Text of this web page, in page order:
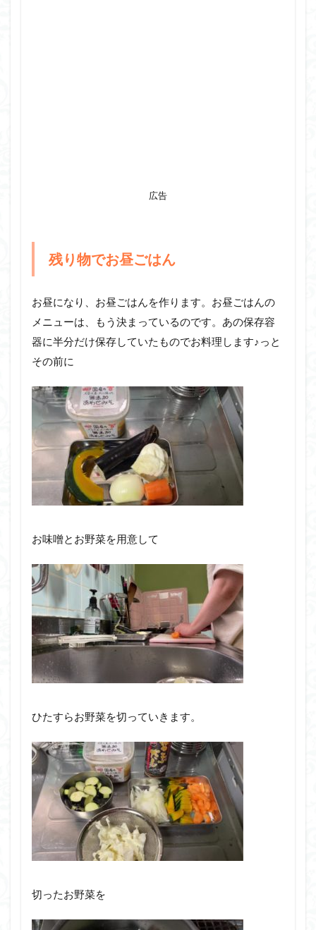
広告
残り物でお昼ごはん
お昼になり、お昼ごはんを作ります。お昼ごはんの
メニューは、もう決まっているのです。あの保存容
器に半分だけ保存していたものでお料理します♪っと
その前に
お味噌とお野菜を用意して
ひたすらお野菜を切っていきます。
切ったお野菜を